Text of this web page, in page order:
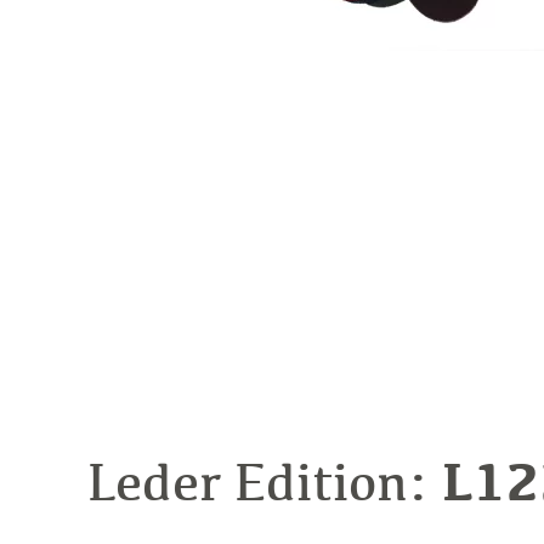
Leder Edition: